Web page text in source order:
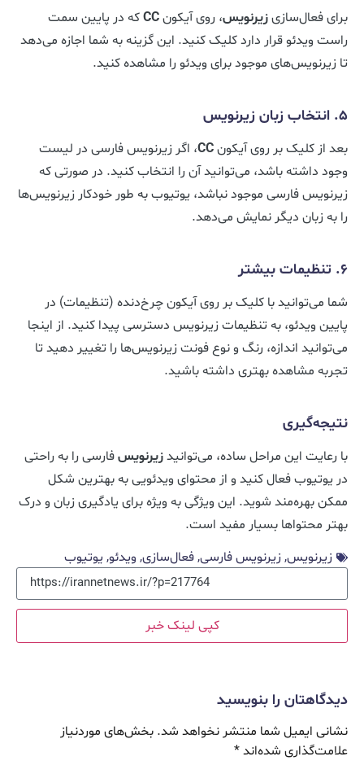
برای فعال‌سازیزیرنویس، روی آیکونCCکه در پایین سمت
راست ویدئو قرار دارد کلیک کنید. این گزینه به شما اجازه می‌دهد
تا زیرنویس‌های موجود برای ویدئو را مشاهده کنید.
5. انتخاب زبان زیرنویس
بعد از کلیک بر روی آیکونCC، اگر زیرنویس فارسی در لیست
وجود داشته باشد، می‌توانید آن را انتخاب کنید. در صورتی که
زیرنویس فارسی موجود نباشد، یوتیوب به طور خودکار زیرنویس‌ها
را به زبان دیگر نمایش می‌دهد.
6. تنظیمات بیشتر
شما می‌توانید با کلیک بر روی آیکون چرخ‌دنده (تنظیمات) در
پایین ویدئو، به تنظیمات زیرنویس دسترسی پیدا کنید. از اینجا
می‌توانید اندازه، رنگ و نوع فونت زیرنویس‌ها را تغییر دهید تا
تجربه مشاهده بهتری داشته باشید.
نتیجه‌گیری
با رعایت این مراحل ساده، می‌توانیدزیرنویسفارسی را به راحتی
در یوتیوب فعال کنید و از محتوای ویدئویی به بهترین شکل
ممکن بهره‌مند شوید. این ویژگی به ویژه برای یادگیری زبان و درک
بهتر محتواها بسیار مفید است.
زیرنویس,زیرنویس فارسی,فعال‌سازی, ویدئو, یوتیوب
کپی لینک خبر
دیدگاهتان را بنویسید
نشانی ایمیل شما منتشر نخواهد شد. بخش‌های موردنیاز
علامت‌گذاری شده‌اند*